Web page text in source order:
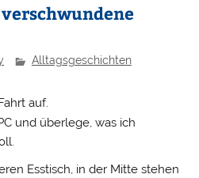
Alltagsgeschichten
auf.
und überlege, was ich
Esstisch, in der Mitte stehen